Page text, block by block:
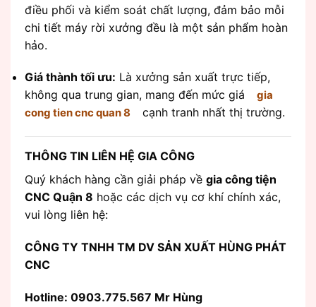
điều phối và kiểm soát chất lượng, đảm bảo mỗi
chi tiết máy rời xưởng đều là một sản phẩm hoàn
hảo.
Giá thành tối ưu: Là xưởng sản xuất trực tiếp,
không qua trung gian, mang đến mức giá
gia
cong tien cnc quan 8
cạnh tranh nhất thị trường.
THÔNG TIN LIÊN HỆ GIA CÔNG
Quý khách hàng cần giải pháp về gia công tiện
CNC Quận 8 hoặc các dịch vụ cơ khí chính xác,
vui lòng liên hệ:
CÔNG TY TNHH TM DV SẢN XUẤT HÙNG PHÁT
CNC
Hotline: 0903.775.567 Mr Hùng